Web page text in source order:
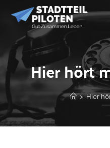
Hier hört
> Hier